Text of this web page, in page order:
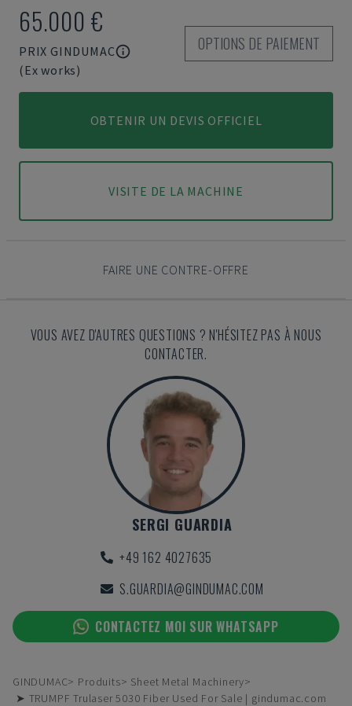
65.000 €
PRIX GINDUMAC
(Ex works)
OPTIONS DE PAIEMENT
OBTENIR UN DEVIS OFFICIEL
VISITE DE LA MACHINE
FAIRE UNE CONTRE-OFFRE
VOUS AVEZ D'AUTRES QUESTIONS ? N'HÉSITEZ PAS À NOUS
CONTACTER.
SERGI GUARDIA
+49 162 4027635
S.GUARDIA@GINDUMAC.COM
CONTACTEZ MOI SUR WHATSAPP
GINDUMAC Produits
Sheet Metal Machinery
➤ TRUMPF Trulaser 5030 Fiber Used For Sale | gindumac.com